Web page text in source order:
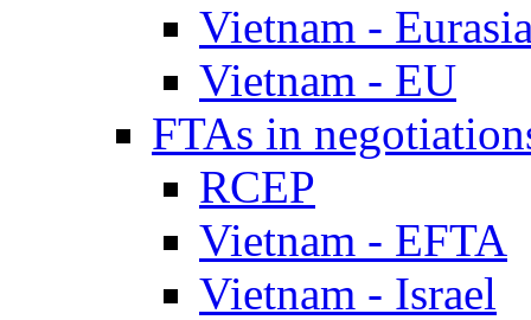
Vietnam -
Vietnam - EU
FTAs in
RCEP
Vietnam - EFTA
Vietnam - Israel